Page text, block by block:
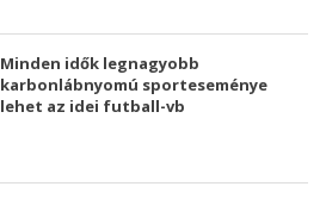
Minden idők legnagyobb
karbonlábnyomú sporteseménye
lehet az idei futball-vb